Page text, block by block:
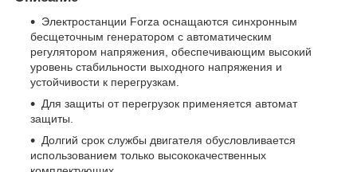
Электростанции Forza оснащаются синхронным
беcщеточным генератором с автоматическим
регулятором напряжения, обеспечивающим высокий
уровень стабильности выходного напряжения и
устойчивости к перегрузкам.
Для защиты от перегрузок применяется автомат
защиты.
Долгий срок службы двигателя обусловливается
использованием только высококачественных